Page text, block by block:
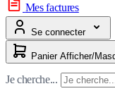
Mes factures
Se connecter
Panier
Je cherche...